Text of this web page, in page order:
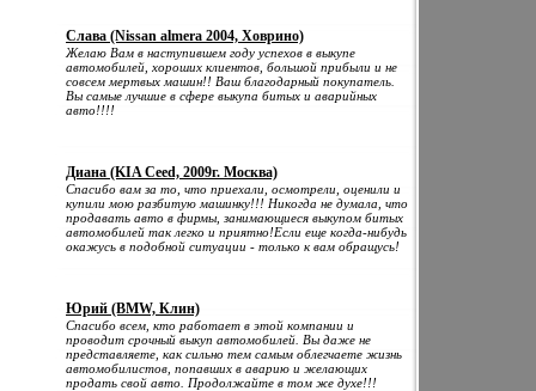
Слава (Nissan almera 2004, Ховрино)
Желаю Вам в наступившем году успехов в выкупе
автомобилей, хороших клиентов, большой прибыли и не
совсем мертвых машин!! Ваш благодарный покупатель.
Вы самые лучшие в сфере выкупа битых и аварийных
авто!!!!
Диана (KIA Ceed, 2009г. Москва)
Спасибо вам за то, что приехали, осмотрели, оценили и
купили мою разбитую машинку!!! Никогда не думала, что
продавать авто в фирмы, занимающиеся выкупом битых
автомобилей так легко и приятно!Если еще когда-нибудь
окажусь в подобной ситуации - только к вам обращусь!
Юрий (BMW, Клин)
Спасибо всем, кто работает в этой компании и
проводит срочный выкуп автомобилей. Вы даже не
представляете, как сильно тем самым облегчаете жизнь
автомобилистов, попавших в аварию и желающих
продать свой авто. Продолжайте в том же духе!!!